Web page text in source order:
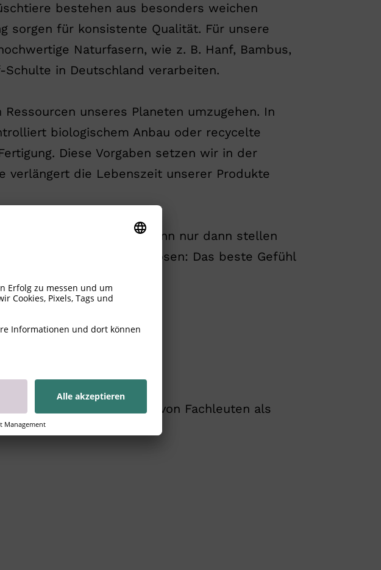
bestehen aus besonders weichen
sorgen für konsistente Qualität. Für unsere
Naturfasern, wie z. B. Hanf, Bambus,
in Deutschland verarbeiten.
unseres Planeten umzugehen. In
biologischem Anbau oder recycelte
Diese Vorgaben setzen wir in der
verlängert die Lebenszeit unserer Produkte
im Ohr verdient. Denn nur dann stellen
deine Schützlinge einlösen: Das beste Gefühl
von Kindern erprobt und von Fachleuten als